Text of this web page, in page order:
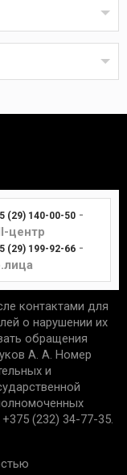
выдачи,
через
в
изделия.
до 22:00.
14
товара
установки/
(29) 140-00-50 -
центр
(29) 199-92-66 -
контактами для
о нарушении их
обращения
А. А. Номер
и
(232) 34-77-35.